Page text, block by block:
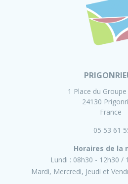
1 Place du
24130
France
05 53 61
Horaires de la
Lundi : 08h30 - 12h30
Mardi, Mercredi, Jeudi et